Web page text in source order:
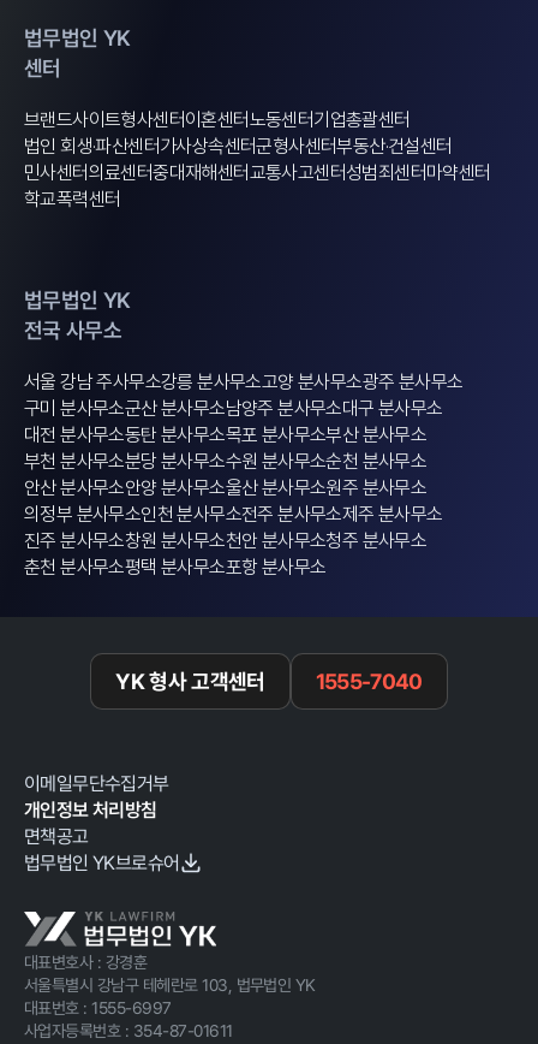
법무법인 YK
센터
브랜드사이트형사센터이혼센터노동센터기업총괄센터
법인 회생·파산센터가사상속센터군형사센터부동산·건설센터
민사센터의료센터중대재해센터교통사고센터성범죄센터마약센터
학교폭력센터
법무법인 YK
전국 사무소
서울 강남 주사무소강릉 분사무소고양 분사무소광주 분사무소
구미 분사무소군산 분사무소남양주 분사무소대구 분사무소
대전 분사무소동탄 분사무소목포 분사무소부산 분사무소
부천 분사무소분당 분사무소수원 분사무소순천 분사무소
안산 분사무소안양 분사무소울산 분사무소원주 분사무소
의정부 분사무소인천 분사무소전주 분사무소제주 분사무소
진주 분사무소창원 분사무소천안 분사무소청주 분사무소
춘천 분사무소평택 분사무소포항 분사무소
YK 형사 고객센터 1555-7040
이메일무단수집거부
개인정보 처리방침
면책공고
법무법인 YK브로슈어
대표변호사 : 강경훈
서울특별시 강남구 테헤란로 103, 법무법인 YK
대표번호 :1555-6997
사업자등록번호 : 354-87-01611